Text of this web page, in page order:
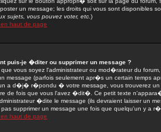
un message; les droits qui vous sont disponibles
sujets, vous pouvez voter, etc. )
haut de page
puis-je �diter ou supprimer un message ?
que vous soyez l'administrateur ou mod�rateur du
message (parfois seulement apr�s un certain temps
a d�j� r�pondu � votre message, vous trouverez un
de fois que vous l'avez �dit�. Ce petit texte
�dite le message (ils devraient laisser un
supprimer un message une fois que quelqu'un y a
haut de page